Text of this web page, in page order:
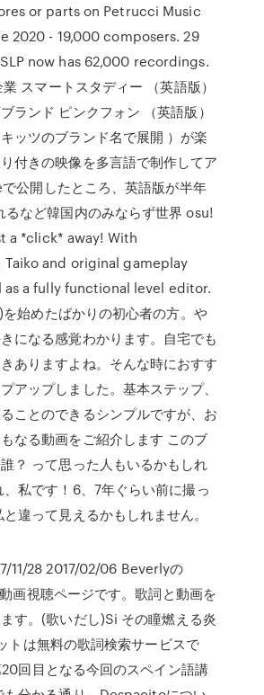
or parts on Petrucci Music
2020 - 19,000 composers. 29
now has 62,000 recordings.
スマートスタディー （英語版）
ランド ピンクフォン （英語版）
キッツのブランド名で展開 ）が楽
付きの映像を多言語で制作してア
公開したところ、英語版が半年
るなど韓国内のみならず世界 osu!
a *click* away! With
Taiko and original gameplay
as a fully functional level editor.
始めたばかりの初心者の方。や
になる感覚わかります。自宅でも
ありますよね。そんな時におすす
アップしました。基本ステップ、
ことのできるシンプルですが、お
なる動画をご紹介します このブ
？ って思った人もいるかもしれ
私です！6、7年ぐらい前に撮っ
違って見えるかもしれません。
11/28 2017/02/06 Beverlyの
画視聴ページです。歌詞と動画を
す。(歌いだし)Si その瞳燃える炎
トは無料の歌詞検索サービスで
回目となる今回のスペイン語講